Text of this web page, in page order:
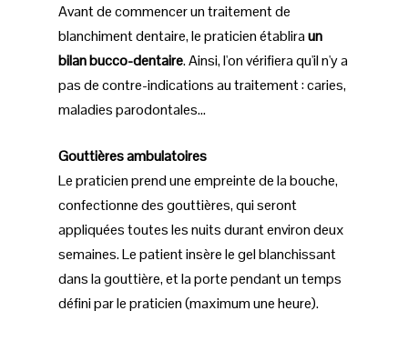
Avant de commencer un traitement de
blanchiment dentaire, le praticien établiraun
bilan bucco-dentaire. Ainsi, l'on vérifiera qu'il n'y a
pas de contre-indications au traitement : caries,
maladies parodontales...
Gouttières ambulatoires
Le praticien prend une empreinte de la bouche,
confectionne des gouttières, qui seront
appliquées toutes les nuits durant environ deux
semaines. Le patient insère le gel blanchissant
dans la gouttière, et la porte pendant un temps
défini par le praticien (maximum une heure).